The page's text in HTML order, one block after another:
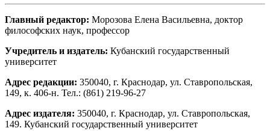
Главный редактор: Морозова Елена Васильевна, доктор
философских наук, профессор
Учредитель и издатель: Кубанский государственный
университет
Адрес редакции: 350040, г. Краснодар, ул. Ставропольская,
149, к. 406-н. Тел.: (861) 219-96-27
Адрес издателя: 350040, г. Краснодар, ул. Ставропольская,
149. Кубанский государственный университет